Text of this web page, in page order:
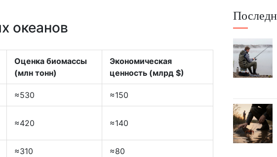
океанов
Оценка биомассы
(млн тонн)
Экономическая
ценность (млрд $)
≈530 ≈150
≈420 ≈140
≈310 ≈80